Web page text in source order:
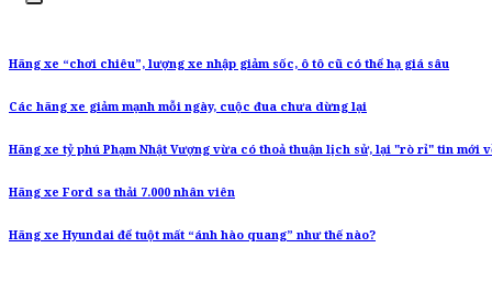
Hãng xe “chơi chiêu”, lượng xe nhập giảm sốc, ô tô cũ có thể hạ giá sâu
Các hãng xe giảm mạnh mỗi ngày, cuộc đua chưa dừng lại
Hãng xe tỷ phú Phạm Nhật Vượng vừa có thoả thuận lịch sử, lại "rò rỉ" tin mới
Hãng xe Ford sa thải 7.000 nhân viên
Hãng xe Hyundai để tuột mất “ánh hào quang” như thế nào?